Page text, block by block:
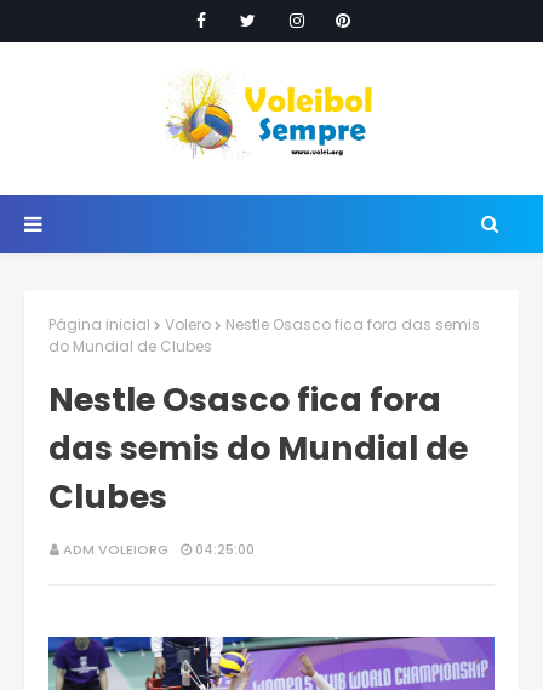
Página inicial Volero
Nestle Osasco fica fora das semis
do Mundial de Clubes
Nestle Osasco fica fora
das semis do Mundial de
Clubes
ADM VOLEIORG 04:25:00